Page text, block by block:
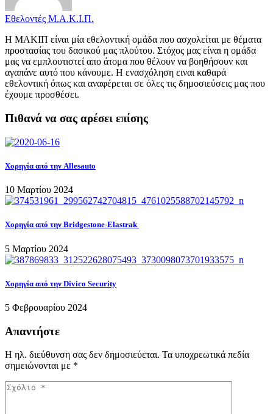
Εθελοντές Μ.Α.Κ.Ι.Π.
Η ΜΑΚΙΠ είναι μία εθελοντική ομάδα που ασχολείται με θέματα
προστασίας του δασικού μας πλούτου. Στόχος μας είναι η ομάδα
μας να εμπλουτιστεί απο άτομα που θέλουν να βοηθήσουν και
αγαπάνε αυτό που κάνουμε. Η ενασχόληση ειναι καθαρά
εθελοντική όπως και αναφέρεται σε όλες τις δημοσιεύσεις μας που
έχουμε προσθέσει.
Πιθανά να σας αρέσει επίσης
Χορηγία από την Allesauto
10 Μαρτίου 2024
Χορηγία από την Bridgestone-Elastrak
5 Μαρτίου 2024
Χορηγία από την Divico Security
5 Φεβρουαρίου 2024
Απαντήστε
Η ηλ. διεύθυνση σας δεν δημοσιεύεται. Τα υποχρεωτικά πεδία
σημειώνονται με *